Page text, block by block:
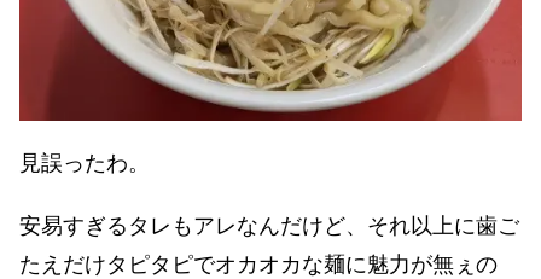
見誤ったわ。
安易すぎるタレもアレなんだけど、それ以上に歯ご
たえだけタピタピでオカオカな麺に魅力が無ぇの